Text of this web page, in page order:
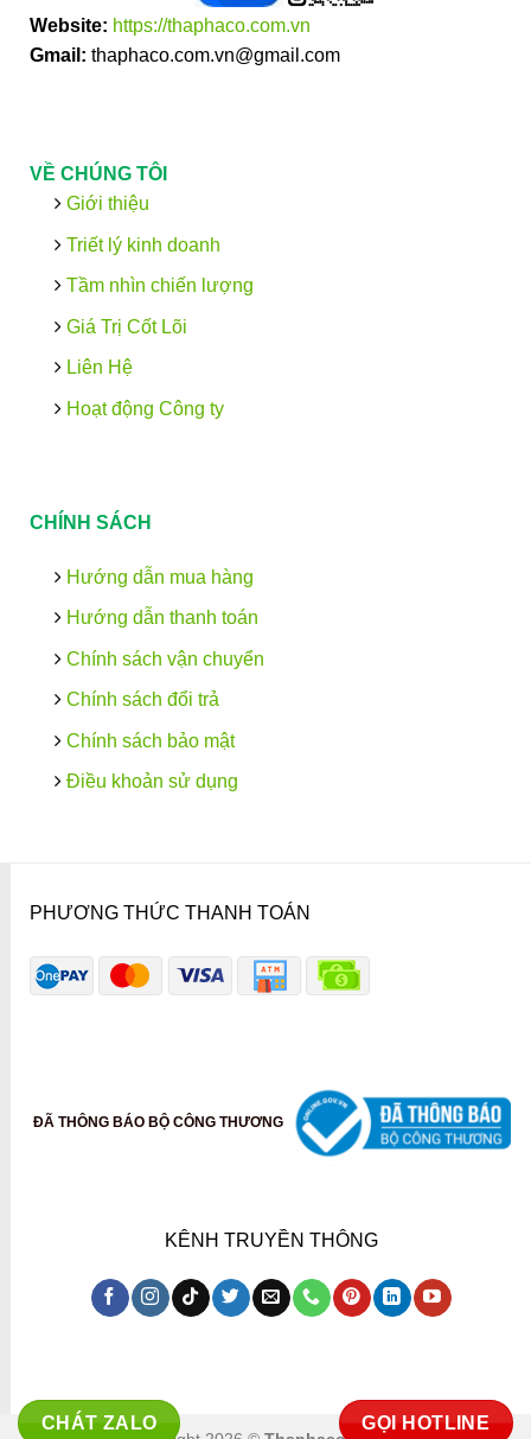
Website: https://thaphaco.com.vn
Gmail: thaphaco.com.vn@gmail.com
VỀ CHÚNG TÔI
Giới thiệu
Triết lý kinh doanh
Tầm nhìn chiến lượng
Giá Trị Cốt Lõi
Liên Hệ
Hoạt động Công ty
CHÍNH SÁCH
Hướng dẫn mua hàng
Hướng dẫn thanh toán
Chính sách vận chuyển
Chính sách đổi trả
Chính sách bảo mật
Điều khoản sử dụng
PHƯƠNG THỨC THANH TOÁN
ĐÃ THÔNG BÁO BỘ CÔNG THƯƠNG
KÊNH TRUYỀN THÔNG
CHÁT ZALO GỌI HOTLINE